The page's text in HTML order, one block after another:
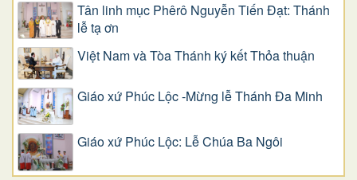
Tân linh mục Phêrô Nguyễn Tiến Đạt: Thánh
lễ tạ ơn
Việt Nam và Tòa Thánh ký kết Thỏa thuận
Giáo xứ Phúc Lộc -Mừng lễ Thánh Đa Minh
Giáo xứ Phúc Lộc: Lễ Chúa Ba Ngôi